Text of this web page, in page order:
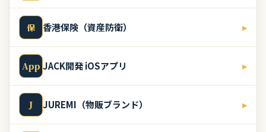
保 香港保険（資産防衛） ▸
App JACK開発 iOSアプリ ▸
J JUREMI（物販ブランド） ▸